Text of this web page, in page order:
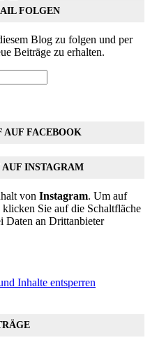
FOLGEN
Blog zu folgen und per
Beiträge zu erhalten.
AUF FACEBOOK
INSTAGRAM
von Instagram. Um auf
Sie auf die Schaltfläche
Daten an Drittanbieter
Inhalte entsperren